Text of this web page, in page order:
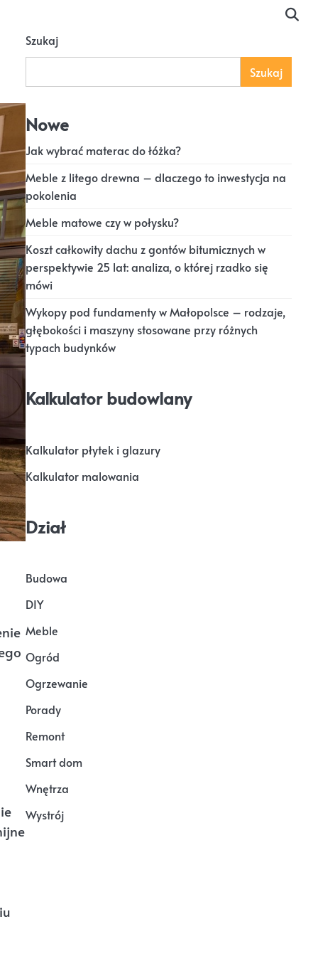
Szukaj
Szukaj
Nowe
Jak wybrać materac do łóżka?
Meble z litego drewna – dlaczego to inwestycja na
pokolenia
Meble matowe czy w połysku?
Koszt całkowity dachu z gontów bitumicznych w
perspektywie 25 lat: analiza, o której rzadko się
mówi
Wykopy pod fundamenty w Małopolsce – rodzaje,
głębokości i maszyny stosowane przy różnych
typach budynków
Kalkulator budowlany
Kalkulator płytek i glazury
Kalkulator malowania
Dział
Budowa
DIY
Meble
Ogród
Ogrzewanie
Porady
Remont
Smart dom
Wnętrza
Wystrój